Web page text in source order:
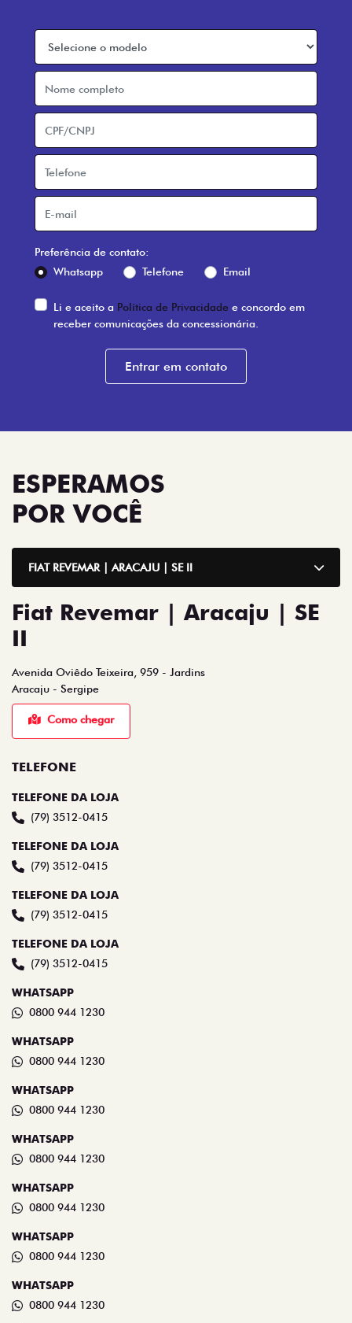
Preferência de contato:
Whatsapp
Telefone Email
Li e aceito a Política de Privacidade e concordo em
receber comunicações da concessionária.
Entrar em contato
ESPERAMOS
POR VOCÊ
FIAT REVEMAR | ARACAJU | SE II
Fiat Revemar | Aracaju | SE
II
Avenida Oviêdo Teixeira, 959 - Jardins
Aracaju - Sergipe
Como chegar
TELEFONE
TELEFONE DA LOJA
(79) 3512-0415
TELEFONE DA LOJA
(79) 3512-0415
TELEFONE DA LOJA
(79) 3512-0415
TELEFONE DA LOJA
(79) 3512-0415
WHATSAPP
0800 944 1230
WHATSAPP
0800 944 1230
WHATSAPP
0800 944 1230
WHATSAPP
0800 944 1230
WHATSAPP
0800 944 1230
WHATSAPP
0800 944 1230
WHATSAPP
0800 944 1230